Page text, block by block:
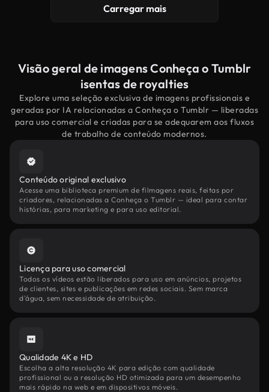
Carregar mais
Visão geral de imagens Conheça o Tumblr
isentas de royalties
Explore uma seleção exclusiva de imagens profissionais e
geradas por IA relacionadas a Conheça o Tumblr — liberadas
para uso comercial e criadas para se adequarem aos fluxos
de trabalho de conteúdo modernos.
Conteúdo original exclusivo
Acesse uma biblioteca premium de filmagens reais, feitas por
criadores, relacionadas a Conheça o Tumblr — ideal para contar
histórias, para marketing e para uso editorial.
Licença para uso comercial
Todos os vídeos estão liberados para uso em anúncios, projetos
de clientes, sites e publicações em redes sociais. Sem marca
d'água, sem necessidade de atribuição.
Qualidade 4K e HD
Escolha a alta resolução 4K para edição com qualidade
profissional ou a resolução HD otimizada para um desempenho
mais rápido na web e em dispositivos móveis.